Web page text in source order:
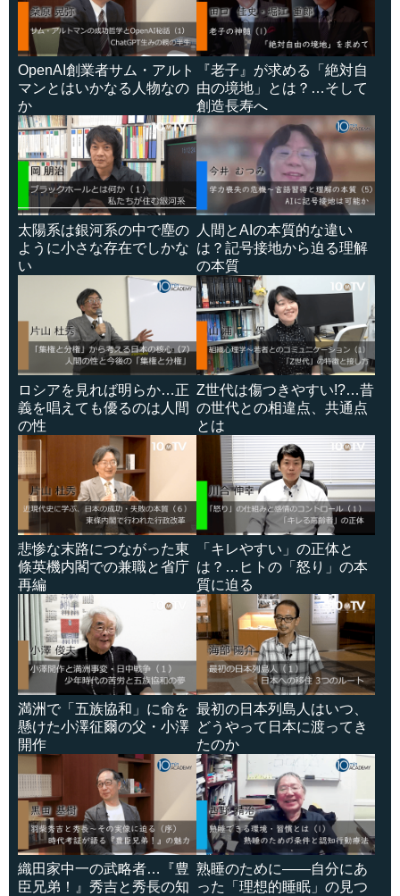
OpenAI創業者サム・アルト
マンとはいかなる人物なの
か
『老子』が求める「絶対自
由の境地」とは？…そして
創造長寿へ
太陽系は銀河系の中で塵の
ように小さな存在でしかな
い
人間とAIの本質的な違い
は？記号接地から迫る理解
の本質
ロシアを見れば明らか…正
義を唱えても優るのは人間
の性
Z世代は傷つきやすい!?…昔
の世代との相違点、共通点
とは
悲惨な末路につながった東
條英機内閣での兼職と省庁
再編
「キレやすい」の正体と
は？…ヒトの「怒り」の本
質に迫る
満洲で「五族協和」に命を
懸けた小澤征爾の父・小澤
開作
最初の日本列島人はいつ、
どうやって日本に渡ってき
たのか
織田家中一の武略者…『豊
臣兄弟！』秀吉と秀長の知
熟睡のために――自分にあ
った「理想的睡眠」の見つ